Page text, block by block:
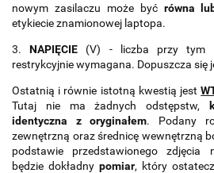
nowym zasilaczu może być równa
etykiecie znamionowej laptopa.
3.NAPIĘCIE (V) - liczba przy tym
restrykcyjnie wymagana. Dopuszcza się
Ostatnią i równie istotną kwestią jest
Tutaj nie ma żadnych odstępstw,
identyczna z oryginałem. Podany
zewnętrzną oraz średnicę wewnętrzną
podstawie przedstawionego zdjęcia
będzie dokładny pomiar, który